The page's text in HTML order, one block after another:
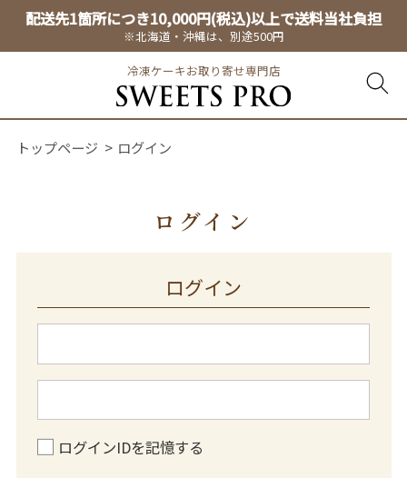
配送先1箇所につき10,000円(税込)以上で送料当社負担
※北海道・沖縄は、別途500円
冷凍ケーキお取り寄せ専門店
トップページ ログイン
ログイン
ログイン
ログインIDを記憶する